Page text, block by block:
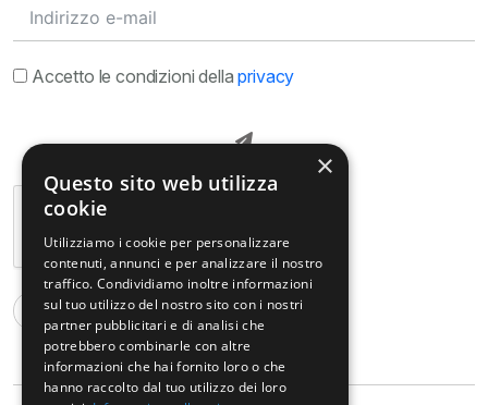
Accetto le condizioni dellaprivacy
×
Questo sito web utilizza
cookie
Utilizziamo i cookie per personalizzare
contenuti, annunci e per analizzare il nostro
traffico. Condividiamo inoltre informazioni
sul tuo utilizzo del nostro sito con i nostri
partner pubblicitari e di analisi che
potrebbero combinarle con altre
informazioni che hai fornito loro o che
hanno raccolto dal tuo utilizzo dei loro